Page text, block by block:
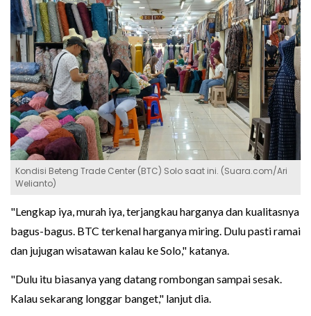
Kondisi Beteng Trade Center (BTC) Solo saat ini. (Suara.com/Ari
Welianto)
"Lengkap iya, murah iya, terjangkau harganya dan kualitasnya
bagus-bagus. BTC terkenal harganya miring. Dulu pasti ramai
dan jujugan wisatawan kalau ke Solo," katanya.
"Dulu itu biasanya yang datang rombongan sampai sesak.
Kalau sekarang longgar banget," lanjut dia.